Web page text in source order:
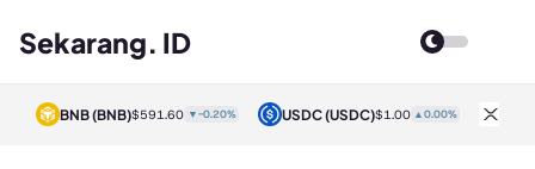
Sekarang. ID
BNB(BNB)$591.60 ▼-0.20% USDC(USDC)$1.00 ▲0.00%